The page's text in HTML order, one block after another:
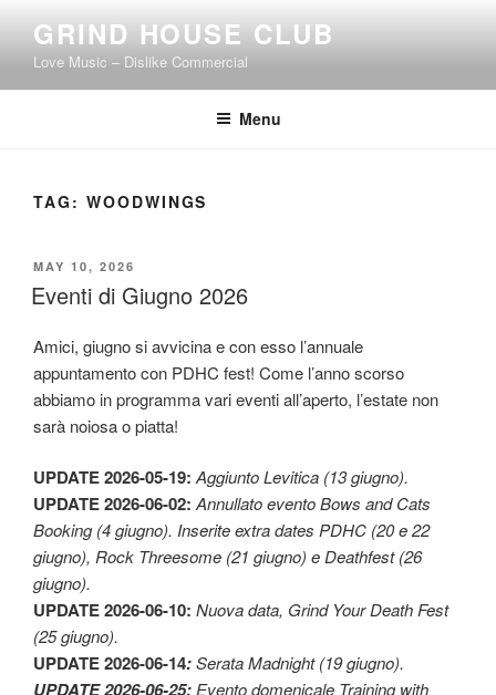
content
GRIND HOUSE CLUB
Love Music – Dislike Commercial
Menu
TAG: WOODWINGS
POSTED
ON
MAY 10, 2026
Eventi di Giugno 2026
Amici, giugno si avvicina e con esso l’annuale
appuntamento con PDHC fest! Come l’anno scorso
abbiamo in programma vari eventi all’aperto, l’estate non
sarà noiosa o piatta!
UPDATE 2026-05-19:Aggiunto Levitica (13 giugno).
UPDATE 2026-06-02:Annullato evento Bows and Cats
Booking (4 giugno). Inserite extra dates PDHC (20 e 22
giugno), Rock Threesome (21 giugno) e Deathfest (26
giugno).
UPDATE 2026-06-10: Nuova data, Grind Your Death Fest
(25 giugno).
UPDATE 2026-06-14:Serata Madnight (19 giugno).
UPDATE 2026-06-25:Evento domenicale Training with